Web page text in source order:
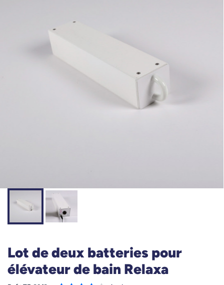
Lot de deux batteries pour
élévateur de bain Relaxa